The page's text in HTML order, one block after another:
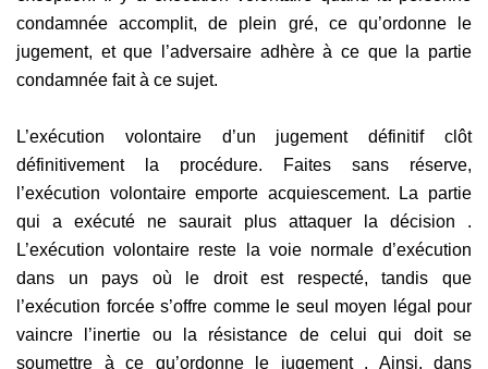
condamnée accomplit, de plein gré, ce qu’ordonne le
jugement, et que l’adversaire adhère à ce que la partie
condamnée fait à ce sujet.
L’exécution volontaire d’un jugement définitif clôt
définitivement la procédure. Faites sans réserve,
l’exécution volontaire emporte acquiescement. La partie
qui a exécuté ne saurait plus attaquer la décision .
L’exécution volontaire reste la voie normale d’exécution
dans un pays où le droit est respecté, tandis que
l’exécution forcée s’offre comme le seul moyen légal pour
vaincre l’inertie ou la résistance de celui qui doit se
soumettre à ce qu’ordonne le jugement . Ainsi, dans